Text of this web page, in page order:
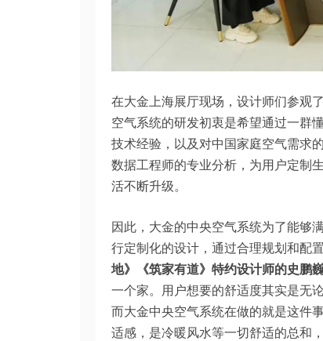
在大金上海展厅现场，设计师们参观
空气系统的研发初衷是希望通过一群
技术经验，以及对中国家庭空气需求
数据工程师的专业分析，为用户定制
活不断升级。
因此，大金的中央空气系统为了能够
行定制化的设计，通过合理规划和配
地》《筑家有道》特约设计师的史鹏
一个家。用户想要的舒适度其实是无
而大金中央空气系统在做的就是这件事
适感，是冷暖风水等一切舒适的总和